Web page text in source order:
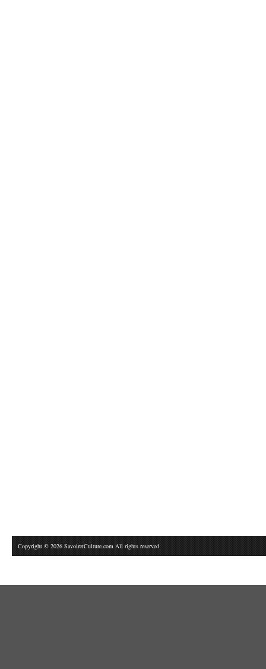
Copyright © 2026 SavoiretCulture.com All rights reserved